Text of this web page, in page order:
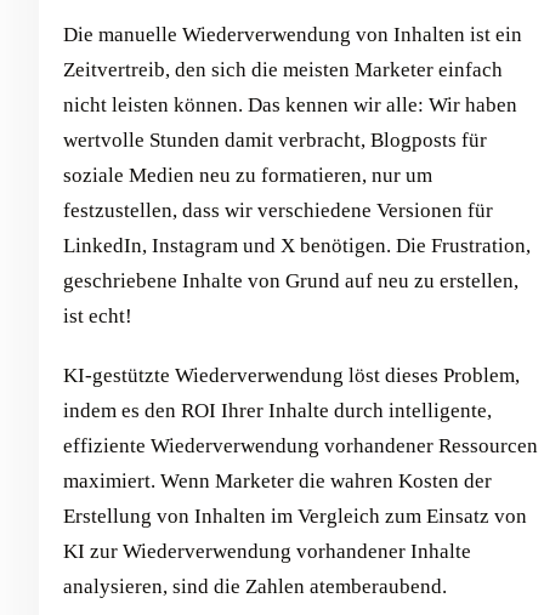
Die manuelle Wiederverwendung von Inhalten ist ein
Zeitvertreib, den sich die meisten Marketer einfach
nicht leisten können. Das kennen wir alle: Wir haben
wertvolle Stunden damit verbracht, Blogposts für
soziale Medien neu zu formatieren, nur um
festzustellen, dass wir verschiedene Versionen für
LinkedIn, Instagram und X benötigen. Die Frustration,
geschriebene Inhalte von Grund auf neu zu erstellen,
ist echt!
KI-gestützte Wiederverwendung löst dieses Problem,
indem es den ROI Ihrer Inhalte durch intelligente,
effiziente Wiederverwendung vorhandener Ressourcen
maximiert. Wenn Marketer die wahren Kosten der
Erstellung von Inhalten im Vergleich zum Einsatz von
KI zur Wiederverwendung vorhandener Inhalte
analysieren, sind die Zahlen atemberaubend.